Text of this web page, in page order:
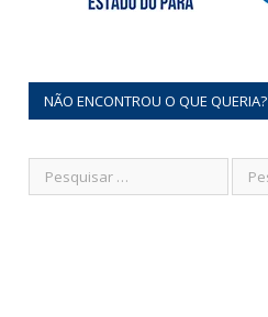
NÃO ENCONTROU O QUE QUERIA?